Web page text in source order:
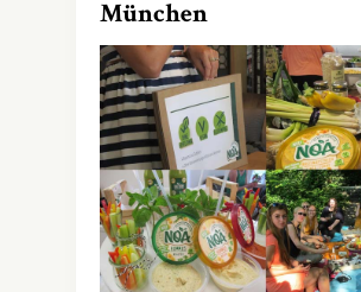
München